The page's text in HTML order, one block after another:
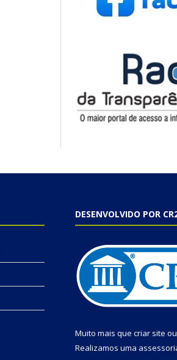
DESENVOLVIDO POR
Muito mais que criar site ou
Realizamos uma